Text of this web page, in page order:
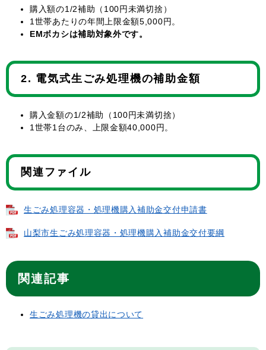
購入額の1/2補助（100円未満切捨）
1世帯あたりの年間上限金額5,000円。
EMボカシは補助対象外です。
2. 電気式生ごみ処理機の補助金額
購入金額の1/2補助（100円未満切捨）
1世帯1台のみ、上限金額40,000円。
関連ファイル
生ごみ処理容器・処理機購入補助金交付申請書
山梨市生ごみ処理容器・処理機購入補助金交付要綱
関連記事
生ごみ処理機の貸出について